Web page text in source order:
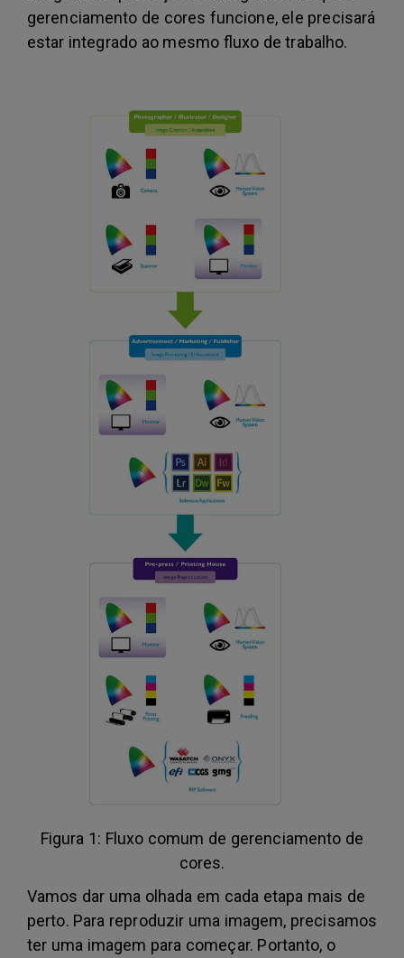
gerenciamento de cores funcione, ele precisará
estar integrado ao mesmo fluxo de trabalho.
Figura 1: Fluxo comum de gerenciamento de
cores.
Vamos dar uma olhada em cada etapa mais de
perto. Para reproduzir uma imagem, precisamos
ter uma imagem para começar. Portanto, o